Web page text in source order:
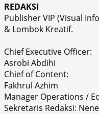
REDAKSI
Publisher VIP (Visual
& Lombok Kreatif.
Chief Executive Officer:
Asrobi Abdihi
Chief of Content:
Fakhrul Azhim
Manager Operations /
Sekretaris Redaksi: